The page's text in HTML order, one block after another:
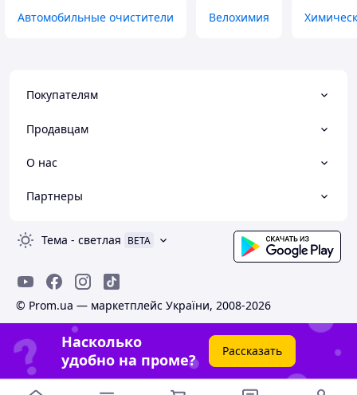
Автомобильные очистители Велохимия
Покупателям
Продавцам
О нас
Партнеры
Тема - светлая BETA
© Prom.ua — маркетплейс України, 2008-2026
Насколько
удобно на проме?
Рассказать